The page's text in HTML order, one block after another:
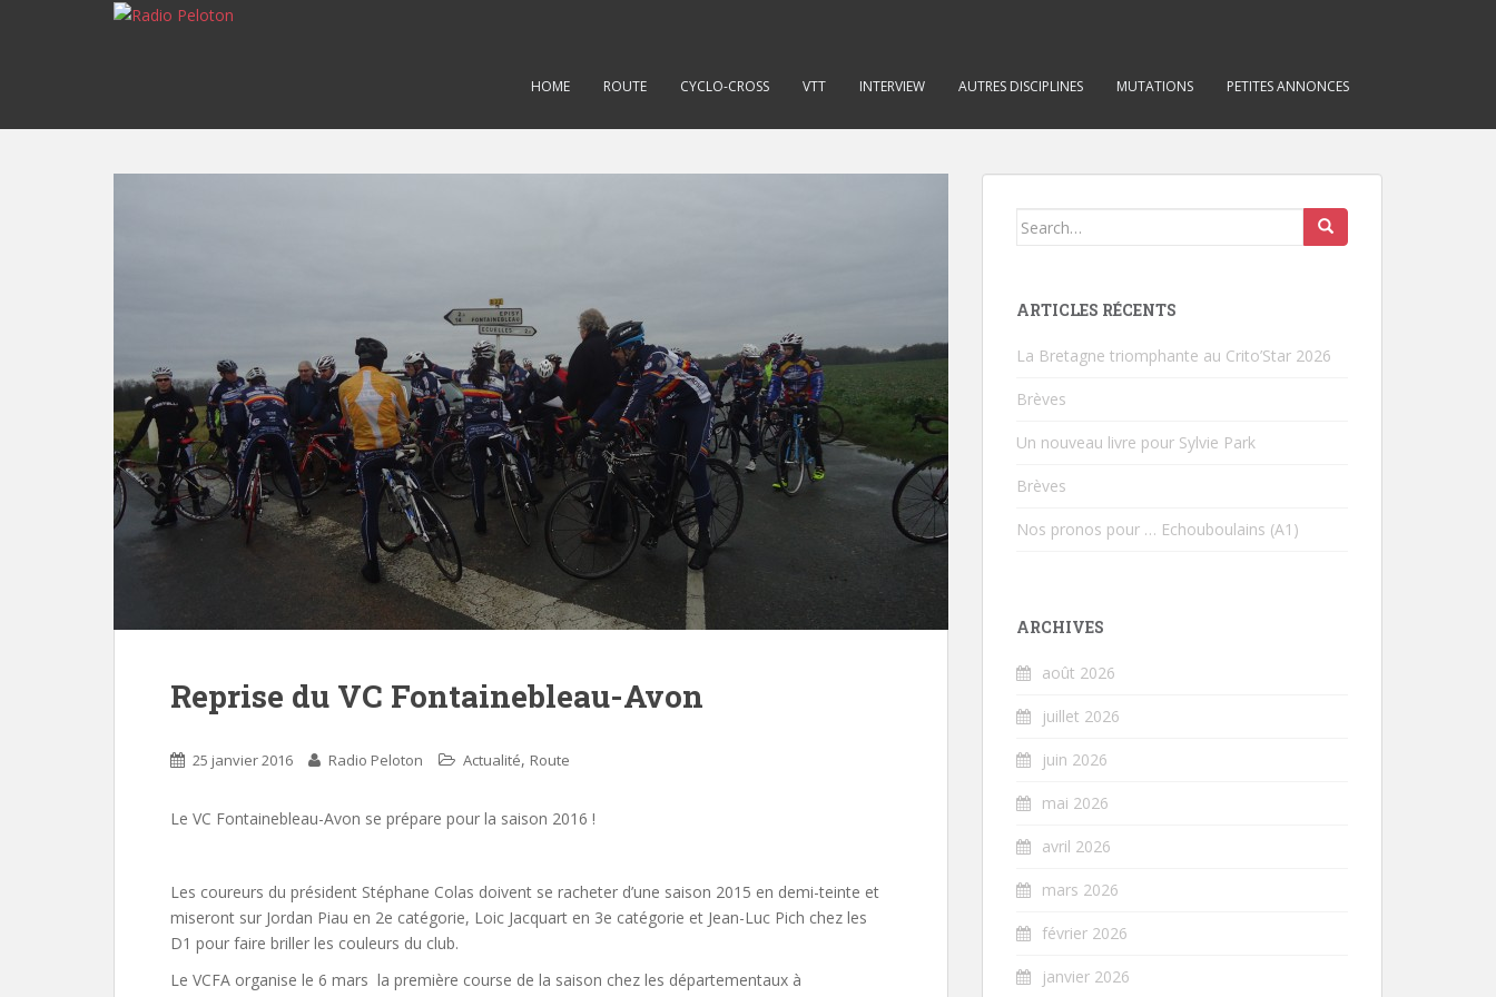
HOME ROUTE CYCLO-CROSS VTT INTERVIEW AUTRES DISCIPLINES MUTATIONS PETITES ANNONCES
Reprise du VC Fontainebleau-Avon
25 janvier 2016 Radio Peloton Actualité, Route
Le VC Fontainebleau-Avon se prépare pour la saison 2016 !
Les coureurs du président Stéphane Colas doivent se racheter d’une saison 2015 en demi-teinte et
miseront sur Jordan Piau en 2e catégorie, Loic Jacquart en 3e catégorie et Jean-Luc Pich chez les
D1 pour faire briller les couleurs du club.
Le VCFA organise le 6 mars la première course de la saison chez les départementaux à
Search for:
ARTICLES RÉCENTS
La Bretagne triomphante au Crito’Star 2026
Brèves
Un nouveau livre pour Sylvie Park
Brèves
Nos pronos pour … Echouboulains (A1)
ARCHIVES
août 2026
juillet 2026
juin 2026
mai 2026
avril 2026
mars 2026
février 2026
janvier 2026